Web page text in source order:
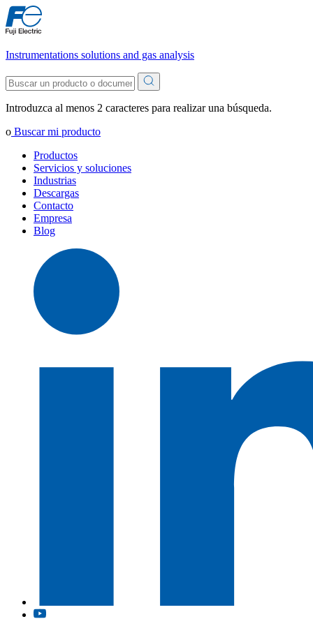
Instrumentations solutions and gas analysis
Introduzca al menos 2 caracteres para realizar una búsqueda.
o Buscar mi producto
Productos
Servicios y soluciones
Industrias
Descargas
Contacto
Empresa
Blog